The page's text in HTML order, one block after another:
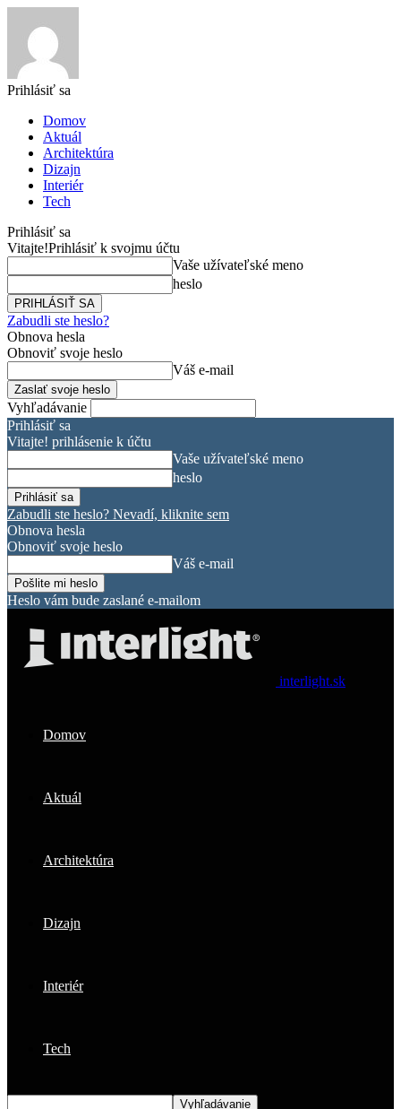
Prihlásiť sa
Domov
Aktuál
Architektúra
Dizajn
Interiér
Tech
Prihlásiť sa
Vitajte!Prihlásiť k svojmu účtu
Vaše užívateľské meno
heslo
Zabudli ste heslo?
Obnova hesla
Obnoviť svoje heslo
Váš e-mail
Vyhľadávanie
Prihlásiť sa
Vitajte! prihlásenie k účtu
Vaše užívateľské meno
heslo
Zabudli ste heslo? Nevadí, kliknite sem
Obnova hesla
Obnoviť svoje heslo
Váš e-mail
Heslo vám bude zaslané e-mailom
interlight.sk
Domov
Aktuál
Architektúra
Dizajn
Interiér
Tech